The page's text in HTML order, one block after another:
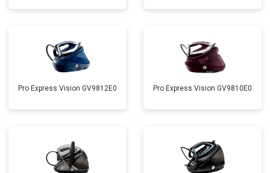
Pro Express Vision GV9812E0 Pro Express Vision GV9810E0